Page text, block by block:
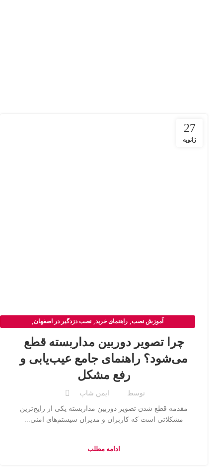
27
ژانویه
آموزش نصب راهنمای خرید نصب دزدگیر در اصفهان
چرا تصویر دوربین مداربسته قطع
می‌شود؟ راهنمای جامع عیب‌یابی و
رفع مشکل
توسط ایمن شاپ
مقدمه قطع شدن تصویر دوربین مداربسته یکی از رایج‌ترین
مشکلاتی است که کاربران و مدیران سیستم‌های امنی...
ادامه مطلب